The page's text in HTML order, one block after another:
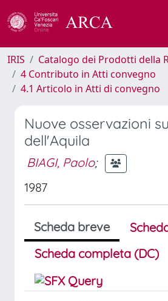
IRIS
Catalogo dei Prodotti della
4 Contributo in Atti convegno
4.1 Articolo in Atti di convegno
Nuove osservazioni
dell'Aquila
BIAGI, Paolo;
1987
Scheda breve
Scheda completa (DC)